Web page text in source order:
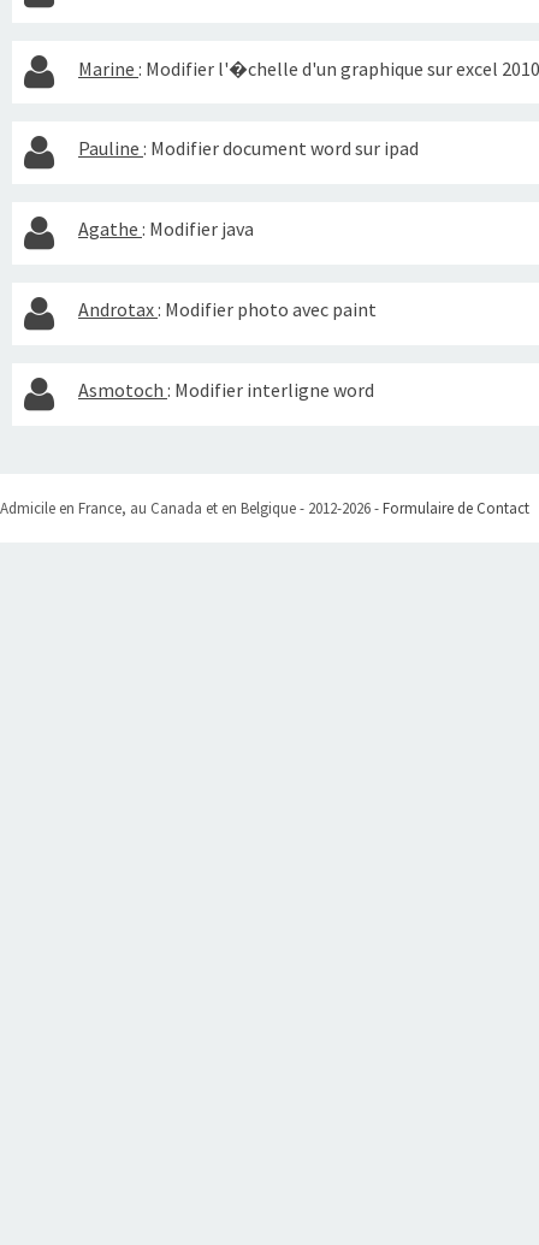
Marine : Modifier l'�chelle d'un graphique sur excel 2010
Pauline : Modifier document word sur ipad
Agathe : Modifier java
Androtax: Modifier photo avec paint
Asmotoch : Modifier interligne word
Admicile en France, au Canada et en Belgique - 2012-2026 -Formulaire de Contact